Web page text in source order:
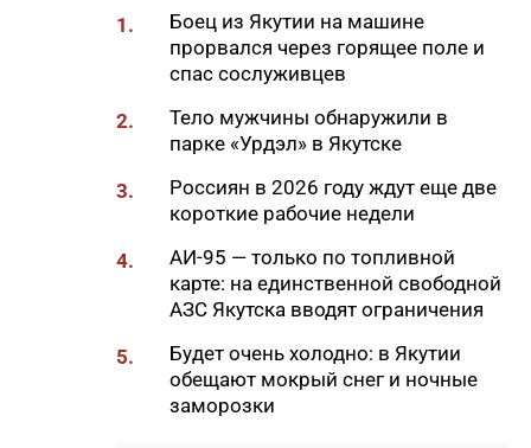
индивидуальными домами
Пока в Якутии была ночь:
кишечная палочка в бургерах,
ЧС из-за непогоды и побег от
медведя
06:00
В Якутске в пятницу потеплеет
до +23 градусов
21:58
В Якутии планируют создать
центр обработки данных для
развития ИИ
21:30
В Тулагино-Кильдямском
наслеге обсудили вопросы
развития территории и
поддержки
1.
Боец из Якутии на машине
прорвался через горящее поле и
спас сослуживцев
2.
Тело мужчины обнаружили в
парке «Урдэл» в Якутске
3.
Россиян в 2026 году ждут еще две
короткие рабочие недели
4.
АИ-95 — только по топливной
карте: на единственной свободной
АЗС Якутска вводят ограничения
5.
Будет очень холодно: в Якутии
обещают мокрый снег и ночные
заморозки